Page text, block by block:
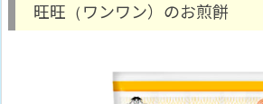
旺旺（ワンワン）のお煎餅